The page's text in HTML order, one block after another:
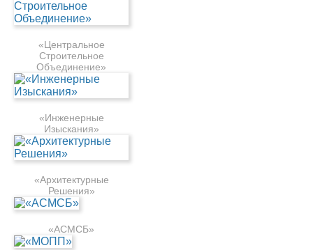
«Центральное
Строительное
Объединение»
«Инженерные
Изыскания»
«Архитектурные
Решения»
«АСМСБ»